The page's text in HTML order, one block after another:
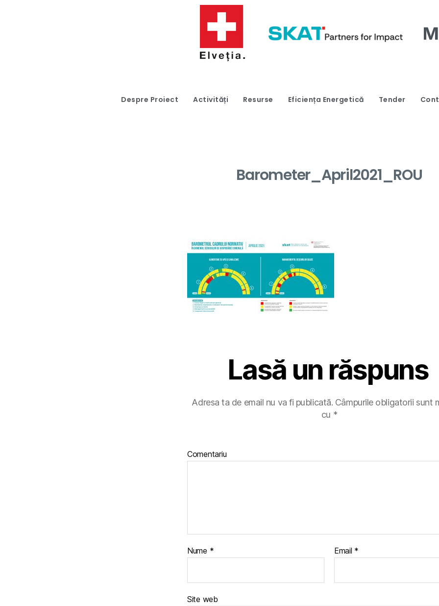
Despre Proiect Activități Resurse Eficiența Energetică Tender
Barometer_April2021_ROU
Lasă un răspuns
Adresa ta de email nu va fi publicată. Câmpurile obligatorii sunt
cu *
Comentariu
Nume * Email *
Site web